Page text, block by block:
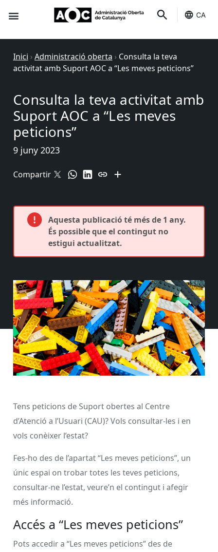
CA
Inici › Administració oberta › Consulta la teva
activitat amb Suport AOC a “Les meves peticions”
Consulta la teva activitat amb
Suport AOC a “Les meves
peticions”
9 juny 2023
Compartir
Aquesta publicació té més de 1 any.
És possible que el contingut no
estigui actualitzat.
Tens peticions de Suport obertes al Centre
d’Atenció a l’Usuari (CAU)? Vols consultar-les i en
vols conèixer l’estat?
Fes-ho des de l’apartat “Les meves peticions”, un
únic espai on trobar totes les teves peticions,
consultar-ne l’estat, veure’n el contingut i afegir
més informació.
Accés a “Les meves peticions”
Pots accedir a “Les meves peticions” des de